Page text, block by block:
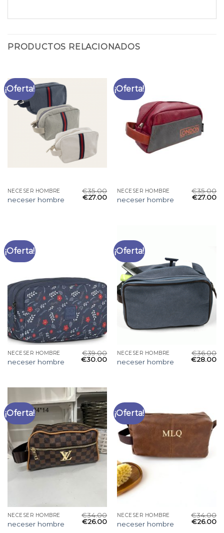
PRODUCTOS RELACIONADOS
¡Oferta!
NECESER HOMBRE
neceser hombre
€35.00
€27.00
¡Oferta!
NECESER HOMBRE
neceser hombre
€35.00
€27.00
¡Oferta!
NECESER HOMBRE
neceser hombre
€39.00
€30.00
¡Oferta!
NECESER HOMBRE
neceser hombre
€36.00
€28.00
¡Oferta!
NECESER HOMBRE
neceser hombre
€34.00
€26.00
¡Oferta!
NECESER HOMBRE
neceser hombre
€34.00
€26.00